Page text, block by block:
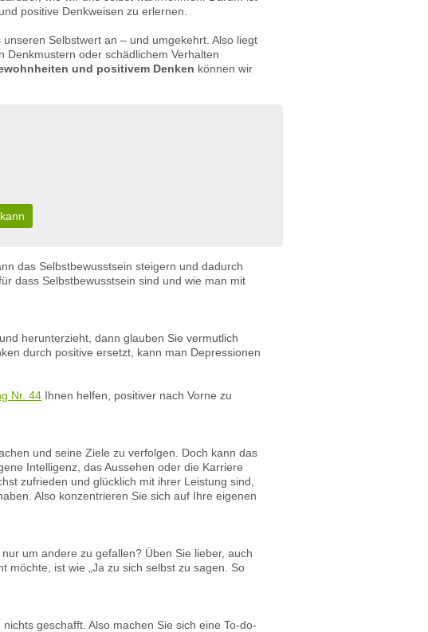
positive Denkweisen zu erlernen.
Selbstwert an – und umgekehrt. Also liegt
oder schädlichem Verhalten
und positivem Denken können wir
das Selbstbewusstsein steigern und dadurch
dass Selbstbewusstsein sind und wie man mit
herunterzieht, dann glauben Sie vermutlich
durch positive ersetzt, kann man Depressionen
Nr. 44 Ihnen helfen, positiver nach Vorne zu
und seine Ziele zu verfolgen. Doch kann das
Intelligenz, das Aussehen oder die Karriere
zufrieden und glücklich mit ihrer Leistung sind,
Also konzentrieren Sie sich auf Ihre eigenen
um andere zu gefallen? Üben Sie lieber, auch
möchte, ist wie „Ja zu sich selbst zu sagen. So
geschafft. Also machen Sie sich eine To-do-